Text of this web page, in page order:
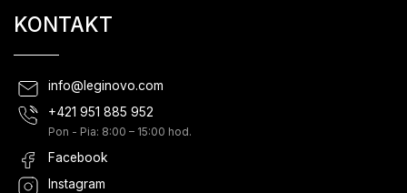
KONTAKT
info@ leginovo.com
+421 951 885 952
Pon - Pia: 8:00 – 15:00 hod.
Facebook
Instagram